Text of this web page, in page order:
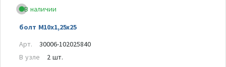
В наличии
болт М10х1,25х25
Арт.
30006-102025840
В узле
2 шт.